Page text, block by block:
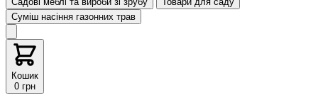
Суміш насіння газонних трав
Кошик
0 грн